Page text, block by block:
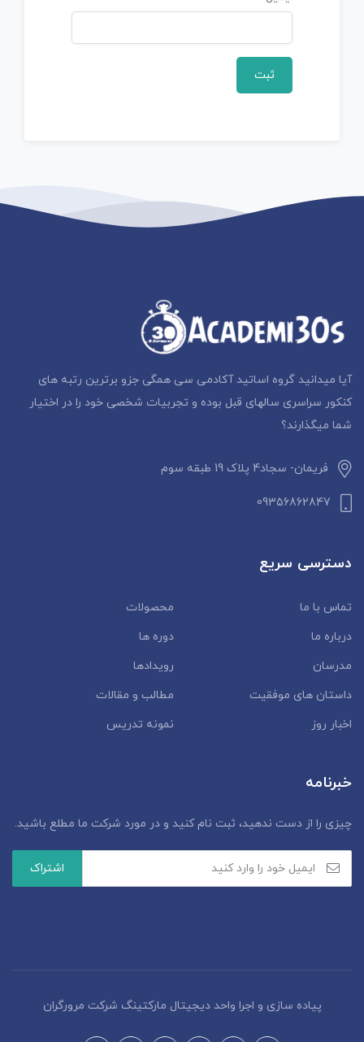
آیا میدانید گروه اساتید آکادمی سی همگی جزو برترین رتبه های
کنکور سراسری سالهای قبل بوده و تجربیات شخصی خود را در اختیار
شما میگذارند؟
فریمان- سجاد4 پلاک 19 طبقه سوم
09356862847
دسترسی سریع
تماس با ما
محصولات
درباره ما
دوره ها
مدرسان
رویدادها
داستان‌ های موفقیت
مطالب و مقالات
اخبار روز
نمونه تدریس
خبرنامه
چیزی را از دست ندهید، ثبت نام کنید و در مورد شرکت ما مطلع باشید.
پیاده سازی و اجرا واحد دیجیتال مارکتینگ شرکت مرورگران